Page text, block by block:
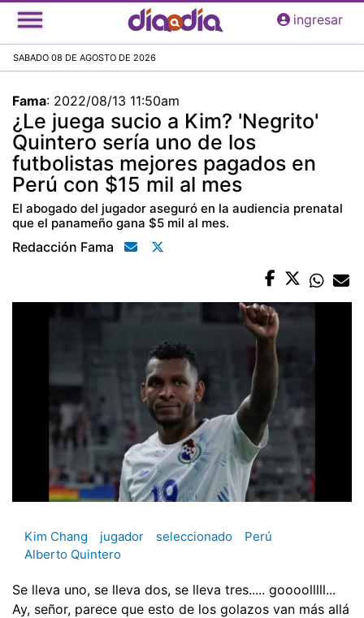
Pasar
al
principal
ingresar
SABADO 08 DE AGOSTO DE 2026
Fama: 2022/08/13 11:50am
¿Le juega sucio a Kim? 'Negrito'
Quintero sería uno de los
futbolistas mejores pagados en
Perú con $15 mil al mes
El abogado del jugador aseguró en la audiencia prenatal
que el panameño gana $5 mil al mes.
Redacción Fama
Kim Chang jugador seleccionado
Perú
Alberto Quintero
Se lleva uno, se lleva dos, se lleva tres..... goooolllll...
Ay, señor, parece que esto de los golazos van más allá